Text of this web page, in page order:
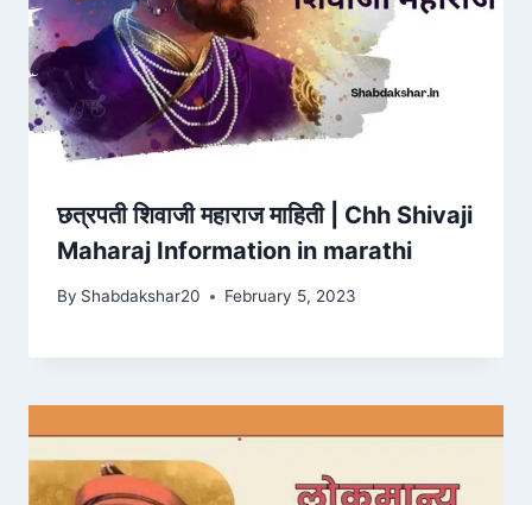
छत्रपती शिवाजी महाराज माहिती | Chh Shivaji
Maharaj Information in marathi
By Shabdakshar20 February 5, 2023